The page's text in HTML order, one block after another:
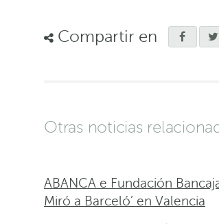
Compartir en
Otras noticias
ABANCA e Fundación
Miró a Barceló’ en Valencia